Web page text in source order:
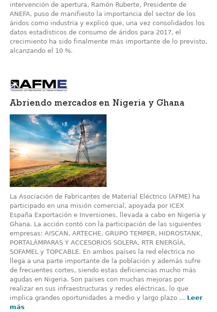
intervención de apertura, Ramón Ruberte, Presidente de
ANEFA, puso de manifiesto la importancia del sector de los
áridos como industria y explicó que, una vez consolidados los
datos estadísticos de consumo de áridos para 2017, el
crecimiento ha sido finalmente más importante de lo previsto,
alcanzando el 10 %.
Abriendo mercados en Nigeria y Ghana
La Asociación de Fabricantes de Material Eléctrico (AFME) ha
participado en una misión comercial, apoyada por ICEX
España Exportación e Inversiones, llevada a cabo en Nigeria y
Ghana. La acción contó con la participación de las siguientes
empresas: AISCAN, ARTECHE, GRUPO TEMPER, HIDROSTANK,
PORTALÁMPARAS Y ACCESORIOS SOLERA, RTR ENERGÍA,
SOFAMEL y TOPCABLE. En ambos países la red eléctrica no
llega a una parte importante de la población y además sufre
de frecuentes cortes, siendo estas deficiencias mucho más
agudas en Nigeria. Son países con muchas mejoras por
realizar en sus infraestructuras y redes eléctricas, lo que
implica grandes oportunidades a medio y largo plazo ... Leer
más